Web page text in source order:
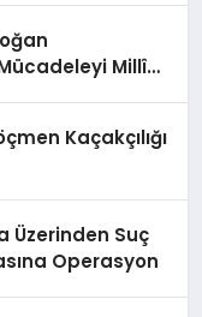
Millî
Kaçakçılığı
Üzerinden Suç
Operasyon